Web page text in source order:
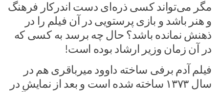
مگر می‌تواند کسی ذره‌ای دست اندرکار فرهنگ
و هنر باشد و بازی پرستویی در آن فیلم را در
ذهنش نمانده باشد؟ حال چه برسد به کسی که
در آن زمان وزیر ارشاد بوده است!
فیلم آدم برفی ساخته داوود میرباقری هم در
سال ۱۳۷۳ ساخته شده است و بعد از نمایش در